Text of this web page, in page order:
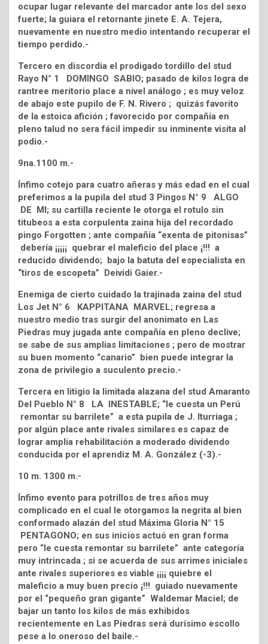
ocupar lugar relevante del marcador ante los del sexo
fuerte; la guiara el retornante jinete E. A. Tejera,
nuevamente en nuestro medio intentando recuperar el
tiempo perdido.-
Tercero en discordia el prodigado tordillo del stud
Rayo N° 1 DOMINGO SABIO; pasado de kilos logra de
rantree meritorio place a nivel análogo ; es muy veloz
de abajo este pupilo de F. N. Rivero ; quizás favorito
de la estoica afición ; favorecido por compañía en
pleno talud no sera fácil impedir su inminente visita al
podio.-
9na.1100 m.-
Ínfimo cotejo para cuatro añeras y más edad en el cual
preferimos a la pupila del stud 3 Pingos N° 9 ALGO
DE MI; su cartilla reciente le otorga el rotulo sin
titubeos a esta corpulenta zaina hija del recordado
pingo Forgotten ; ante compañía “exenta de pitonisas”
debería ¡¡¡¡¡ quebrar el maleficio del place ¡!!! a
reducido dividendo; bajo la batuta del especialista en
“tiros de escopeta” Deividi Gaier.-
Enemiga de cierto cuidado la trajinada zaina del stud
Los Jet N° 6 KAPPITANA MARVEL; regresa a
nuestro medio tras surgir del anonimato en Las
Piedras muy jugada ante compañía en pleno declive;
se sabe de sus amplias limitaciones ; pero de mostrar
su buen momento “canario” bien puede integrar la
zona de privilegio a suculento precio.-
Tercera en litigio la limitada alazana del stud Amaranto
Del Pueblo N° 8 LA INESTABLE; “le cuesta un Perú
remontar su barrilete” a esta pupila de J. Iturriaga ;
por algún place ante rivales similares es capaz de
lograr amplia rehabilitación a moderado dividendo
conducida por el aprendiz M. A. González (-3).-
10 m. 1300 m.-
Ínfimo evento para potrillos de tres años muy
complicado en el cual le otorgamos la negrita al bien
conformado alazán del stud Máxima Gloria N° 15
PENTAGONO; en sus inicios actuó en gran forma
pero “le cuesta remontar su barrilete” ante categoría
muy intrincada ; si se acuerda de sus arrimes iniciales
ante rivales superiores es viable ¡¡¡¡ quiebre el
maleficio a muy buen precio ¡!!! guiado nuevamente
por el “pequeño gran gigante” Waldemar Maciel; de
bajar un tanto los kilos de más exhibidos
recientemente en Las Piedras será durísimo escollo
pese a lo oneroso del baile.-